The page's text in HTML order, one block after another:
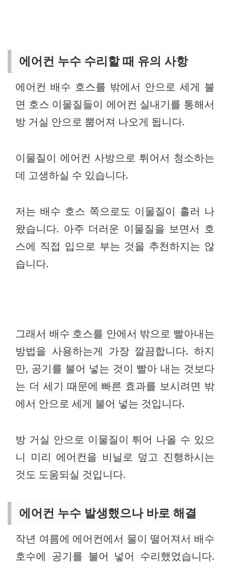
에어컨 누수 수리할 때 유의 사항
에어컨 배수 호스를 밖에서 안으로 세게 불
면 호스 이물질들이 에어컨 실내기를 통해서
방 거실 안으로 뿜어져 나오게 됩니다.
이물질이 에어컨 사방으로 튀어서 청소하는
데 고생하실 수 있습니다.
저는 배수 호스 쪽으로도 이물질이 흘러 나
왔습니다. 아주 더러운 이물질을 보면서 호
스에 직접 입으로 부는 것을 추천하지는 않
습니다.
그래서 배수 호스를 안에서 밖으로 빨아내는
방법을 사용하는게 가장 깔끔합니다. 하지
만, 공기를 불어 넣는 것이 빨아 내는 것보다
는 더 세기 때문에 빠른 효과를 보시려면 밖
에서 안으로 세게 불어 넣는 것입니다.
방 거실 안으로 이물질이 튀어 나올 수 있으
니 미리 에어컨을 비닐로 덮고 진행하시는
것도 도움되실 것입니다.
에어컨 누수 발생했으나 바로 해결
작년 여름에 에어컨에서 물이 떨어져서 배수
호수에 공기를 불어 넣어 수리했었습니다.